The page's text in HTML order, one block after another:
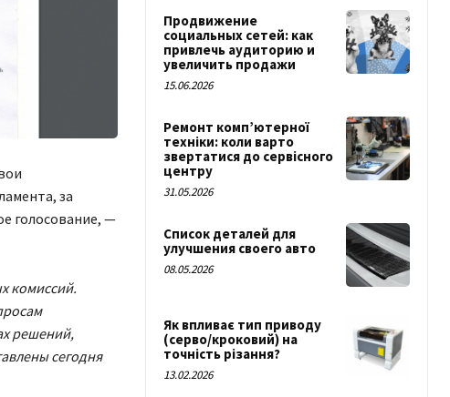
за
голосование, —
комиссий.
решений,
сегодня
Продвижение
социальных сетей: как
привлечь аудиторию и
увеличить продажи
15.06.2026
Ремонт комп’ютерної
техніки: коли варто
звертатися до сервісного
центру
31.05.2026
Список деталей для
улучшения своего авто
08.05.2026
Як впливає тип приводу
(серво/кроковий) на
точність різання?
13.02.2026